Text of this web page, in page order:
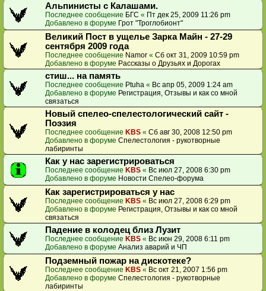
Альпинисты с Калашами.
Последнее сообщение БГС « Пт дек 25, 2009 11:26 pm
Добавлено в форуме Грот "Троглобионт"
Великий Пост в ущелье Зарка Майн - 27-29
сентября 2009 года
Последнее сообщение Namor « Сб окт 31, 2009 10:59 pm
Добавлено в форуме Рассказы о Друзьях и Дорогах
стиш... на память
Последнее сообщение Ptuha « Вс апр 05, 2009 1:24 am
Добавлено в форуме Регистрация, Отзывы и как со мной
связаться
Новый спелео-спелестологический сайт -
Поэзия
Последнее сообщение KBS « Сб авг 30, 2008 12:50 pm
Добавлено в форуме Спелестология - рукотворные
лабиринты
Как у нас зарегистрироваться
Последнее сообщение KBS « Вс июл 27, 2008 6:30 pm
Добавлено в форуме Новости Спелео-форума
Как зарегистрироваться у нас
Последнее сообщение KBS « Вс июл 27, 2008 6:29 pm
Добавлено в форуме Регистрация, Отзывы и как со мной
связаться
Падение в колодец близ Лузит
Последнее сообщение KBS « Вс июн 29, 2008 6:11 pm
Добавлено в форуме Анализ аварий и ЧП
Подземный пожар на дискотеке?
Последнее сообщение KBS « Вс окт 21, 2007 1:56 pm
Добавлено в форуме Спелестология - рукотворные
лабиринты